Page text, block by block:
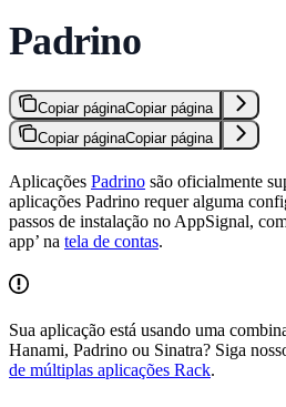
Padrino
Copiar páginaCopiar página
Copiar páginaCopiar página
Aplicações Padrino são oficialmente
aplicações Padrino requer alguma
passos de instalação no AppSignal,
app’ na tela de contas.
Sua aplicação está usando uma
Hanami, Padrino ou Sinatra? Siga
de múltiplas aplicações Rack.